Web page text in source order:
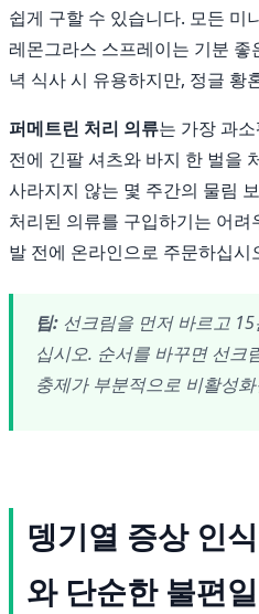
쉽게 구할 수 있습니다. 모든 미
레몬그라스 스프레이는 기분
녁 식사 시 유용하지만, 정글 황
퍼메트린 처리 의류는 가장 과
전에 긴팔 셔츠와 바지 한 벌을
사라지지 않는 몇 주간의 물림
처리된 의류를 구입하기는 어
발 전에 온라인으로 주문하십시
팁: 선크림을 먼저 바르고
십시오. 순서를 바꾸면 선크
충제가 부분적으로 비활성
뎅기열 증상 인
와 단순한 불편